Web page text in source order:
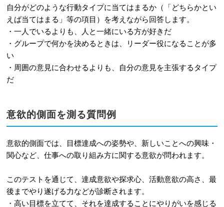
自分がどのような行動タイプに当てはまるか（「どちらかとい
えば当てはまる」等の項目）を考えながら回答します。
・一人でいるよりも、人と一緒にいる方が好きだ
・グループで何かを決めるときは、リーダー役になることが多
い
・周囲の意見に合わせるよりも、自分の意見を主張するタイプ
だ
意欲的側面を測る質問例
意欲的側面では、目標達成への姿勢や、新しいことへの興味・
関心など、仕事への取り組み方に関する意欲が問われます。
このテストを通じて、達成意欲や探求心、活動意欲の高さ、最
後までやり遂げる力などが診断されます。
・高い目標を立てて、それを達成することにやりがいを感じる